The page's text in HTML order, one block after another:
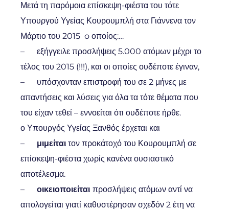
Μετά τη παρόμοια επίσκεψη-φιέστα του τότε
Υπουργού Υγείας Κουρουμπλή στα Γιάννενα τον
Μάρτιο του 2015 o οποίος:…
– εξήγγειλε προσλήψεις 5.000 ατόμων μέχρι το
τέλος του 2015 (!!!), και οι οποίες ουδέποτε έγιναν,
– υπόσχονταν επιστροφή του σε 2 μήνες με
απαντήσεις και λύσεις για όλα τα τότε θέματα που
του είχαν τεθεί – εννοείται ότι ουδέποτε ήρθε.
ο Υπουργός Υγείας Ξανθός έρχεται και
– μιμείται τον προκάτοχό του Κουρουμπλή σε
επίσκεψη-φιέστα χωρίς κανένα ουσιαστικό
αποτέλεσμα.
– οικειοποιείται προσλήψεις ατόμων αντί να
απολογείται γιατί καθυστέρησαν σχεδόν 2 έτη να